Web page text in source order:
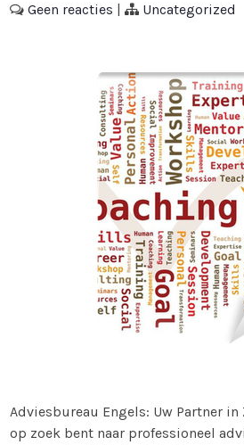
Geen reacties | Uncategorized
Adviesbureau Engels: Uw Partner
op zoek bent naar professioneel